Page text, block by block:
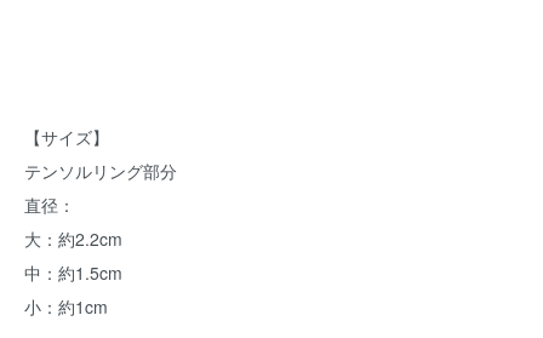
【サイズ】
テンソルリング部分
直径：
大：約2.2cm
中：約1.5cm
小：約1cm